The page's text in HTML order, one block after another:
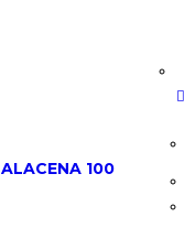
100